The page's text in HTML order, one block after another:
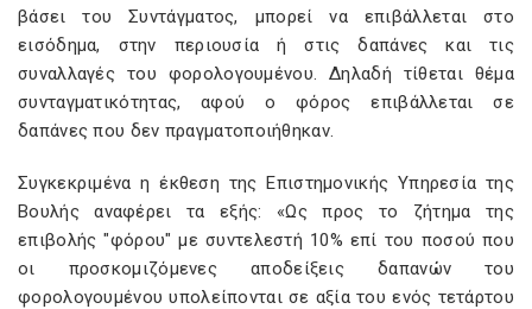
βάσει του Συντάγματος, μπορεί να επιβάλλεται στο
εισόδημα, στην περιουσία ή στις δαπάνες και τις
συναλλαγές του φορολογουμένου. Δηλαδή τίθεται θέμα
συνταγματικότητας, αφού ο φόρος επιβάλλεται σε
δαπάνες που δεν πραγματοποιήθηκαν.
Συγκεκριμένα η έκθεση της Επιστημονικής Υπηρεσία της
Βουλής αναφέρει τα εξής: «Ως προς το ζήτημα της
επιβολής "φόρου" με συντελεστή 10% επί του ποσού που
οι προσκομιζόμενες αποδείξεις δαπανών του
φορολογουμένου υπολείπονται σε αξία του ενός τετάρτου